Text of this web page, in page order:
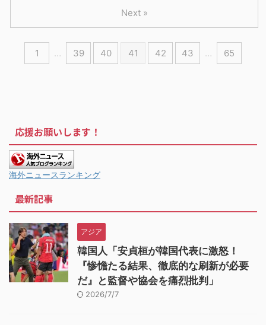
1 … 39 40 41 42 43 … 65
Next »
応援お願いします！
海外ニュースランキング
最新記事
アジア
韓国人「安貞桓が韓国代表に激怒！
『惨憺たる結果、徹底的な刷新が必要
だ』と監督や協会を痛烈批判」
2026/7/7